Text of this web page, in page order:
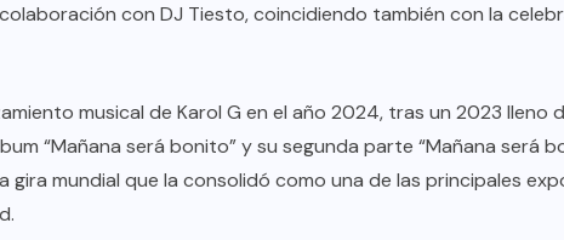
con DJ Tiesto, coincidiendo también con la
musical de Karol G en el año 2024, tras un 2023 lleno
“Mañana será bonito” y su segunda parte “Mañana será
gira mundial que la consolidó como una de las principales